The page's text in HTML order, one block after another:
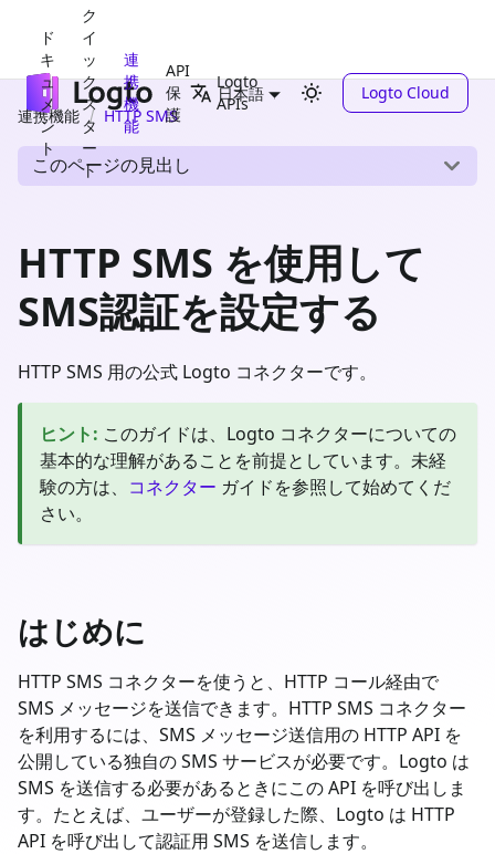
ド
キ
ュ
メ
ン
ト
ク
イ
ッ
ク
ス
タ
ー
ト
連
携
機
能
API
保
護
Logto
APIs
日本語
Logto Cloud
連携機能
HTTP SMS
このページの見出し
HTTP SMS を使用して
SMS認証を設定する
HTTP SMS 用の公式 Logto コネクターです。
ヒント: このガイドは、Logto コネクターについての
基本的な理解があることを前提としています。未経
験の方は、 コネクター ガイドを参照して始めてくだ
さい。
はじめに
HTTP SMS コネクターを使うと、HTTP コール経由で
SMS メッセージを送信できます。HTTP SMS コネクター
を利用するには、SMS メッセージ送信用の HTTP API を
公開している独自の SMS サービスが必要です。Logto は
SMS を送信する必要があるときにこの API を呼び出しま
す。たとえば、ユーザーが登録した際、Logto は HTTP
API を呼び出して認証用 SMS を送信します。